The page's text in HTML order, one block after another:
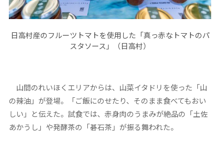
日高村産のフルーツトマトを使用した「真っ赤なトマトのパ
スタソース」（日高村）
山間のれいほくエリアからは、山菜イタドリを使った「山
の辣油」が登場。「ご飯にのせたり、そのまま食べてもおい
しい」と伝えた。試食では、赤身肉のうまみが絶品の「土佐
あかうし」や発酵茶の「碁石茶」が振る舞われた。